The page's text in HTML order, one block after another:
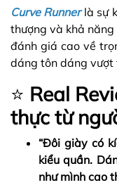
Curve Runnerlà sự
thượng và khả
đánh giá cao về
dáng tôn dáng vượt
⭐ Real
thực từ
“Đôi giày có
kiểu quần.
như mình cao